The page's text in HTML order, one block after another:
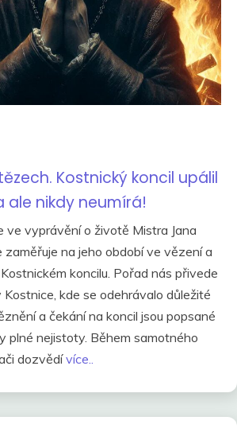
Kostnický koncil upálil
ale nikdy neumírá!
ve vyprávění o životě Mistra Jana
na jeho období ve vězení a
koncilu. Pořad nás přivede
kde se odehrávalo důležité
a čekání na koncil jsou popsané
plné nejistoty. Během samotného
dozvědívíce..